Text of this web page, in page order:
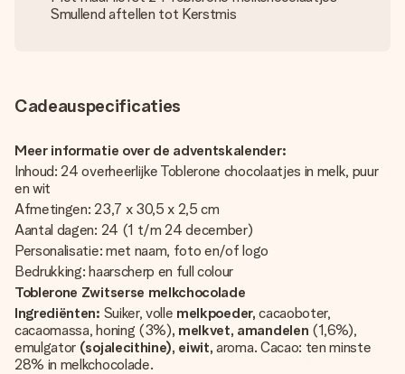
Smullend aftellen tot Kerstmis
Cadeauspecificaties
Meer informatie over de adventskalender:
Inhoud: 24 overheerlijke Toblerone chocolaatjes in melk, puur
en wit
Afmetingen: 23,7 x 30,5 x 2,5 cm
Aantal dagen: 24 (1 t/m 24 december)
Personalisatie: met naam, foto en/of logo
Bedrukking: haarscherp en full colour
Toblerone Zwitserse melkchocolade
Ingrediënten: Suiker, volle melkpoeder,cacaoboter,
cacaomassa, honing (3%), melkvet, amandelen (1,6%),
emulgator (sojalecithine), eiwit, aroma. Cacao: ten minste
28% in melkchocolade.